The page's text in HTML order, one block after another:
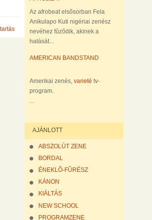
Az afrobeat elsõsorban Fela
Anikulapo Kuti nigériai zenész
nevéhez fûzõdik, akinek a
hatását...
AMERICAN BANDSTAND
Amerikai zenés, varieté tv-
program.
...
AJÁNLOTT
ABSZOLÚT ZENE
BORDAL
ÉNEKLÕ-FÛRÉSZ
KÁNON
KIÁLTÁS
NEW SCHOOL
PROGRAMZENE